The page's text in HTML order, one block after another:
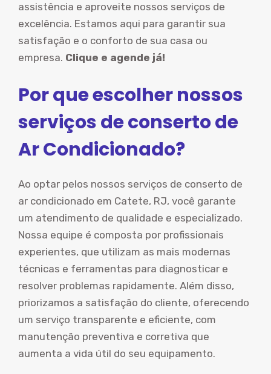
assistência e aproveite nossos serviços de
excelência. Estamos aqui para garantir sua
satisfação e o conforto de sua casa ou
empresa. Clique e agende já!
Por que escolher nossos
serviços de conserto de
Ar Condicionado?
Ao optar pelos nossos serviços de conserto de
ar condicionado em Catete, RJ, você garante
um atendimento de qualidade e especializado.
Nossa equipe é composta por profissionais
experientes, que utilizam as mais modernas
técnicas e ferramentas para diagnosticar e
resolver problemas rapidamente. Além disso,
priorizamos a satisfação do cliente, oferecendo
um serviço transparente e eficiente, com
manutenção preventiva e corretiva que
aumenta a vida útil do seu equipamento.